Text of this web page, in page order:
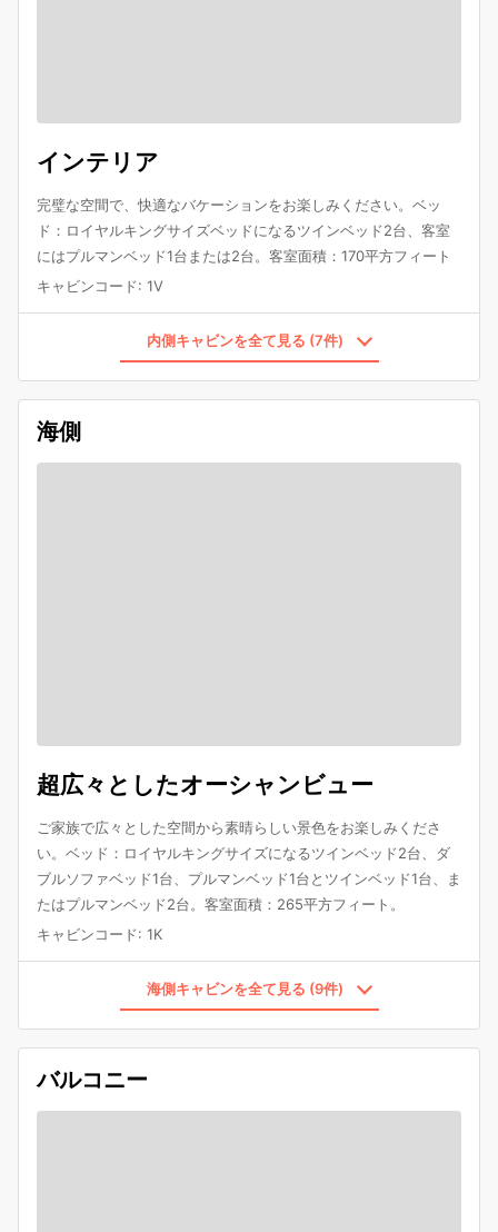
インテリア
完璧な空間で、快適なバケーションをお楽しみください。ベッ
ド：ロイヤルキングサイズベッドになるツインベッド2台、客室
にはプルマンベッド1台または2台。客室面積：170平方フィート
キャビンコード: 1V
内側キャビンを全て見る (7件)
海側
超広々としたオーシャンビュー
ご家族で広々とした空間から素晴らしい景色をお楽しみくださ
い。ベッド：ロイヤルキングサイズになるツインベッド2台、ダ
ブルソファベッド1台、プルマンベッド1台とツインベッド1台、ま
たはプルマンベッド2台。客室面積：265平方フィート。
キャビンコード: 1K
海側キャビンを全て見る (9件)
バルコニー